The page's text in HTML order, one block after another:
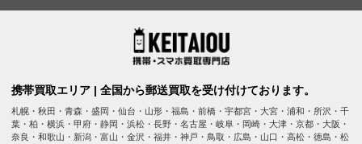
携帯買取エリア | 全国から郵送買取を受け付けております。
札幌・秋田・青森・盛岡・仙台・山形・福島・前橋・宇都宮・大宮・浦和・所沢・千
葉・柏・横浜・甲府・静岡・浜松・長野・名古屋・岐阜・岡崎・大津・京都・大阪・
奈良・和歌山・新潟・富山・金沢・福井・神戸・鳥取・広島・山口・高松・徳島・松